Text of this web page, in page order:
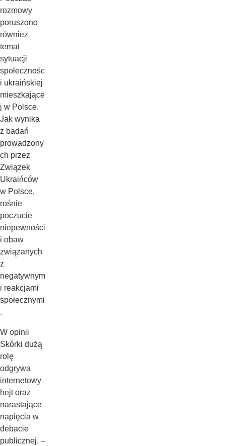
rozmowy
poruszono
również
temat
sytuacji
społecznośc
i ukraińskiej
mieszkające
j w Polsce.
Jak wynika
z badań
prowadzony
ch przez
Związek
Ukraińców
w Polsce,
rośnie
poczucie
niepewności
i obaw
związanych
z
negatywnym
i reakcjami
społecznymi
.
W opinii
Skórki dużą
rolę
odgrywa
internetowy
hejt oraz
narastające
napięcia w
debacie
publicznej. –